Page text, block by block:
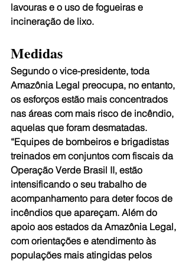
lavouras e o uso de fogueiras e
incineração de lixo.
Medidas
Segundo o vice-presidente, toda
Amazônia Legal preocupa, no entanto,
os esforços estão mais concentrados
nas áreas com mais risco de incêndio,
aquelas que foram desmatadas.
“Equipes de bombeiros e brigadistas
treinados em conjuntos com fiscais da
Operação Verde Brasil II, estão
intensificando o seu trabalho de
acompanhamento para deter focos de
incêndios que apareçam. Além do
apoio aos estados da Amazônia Legal,
com orientações e atendimento às
populações mais atingidas pelos